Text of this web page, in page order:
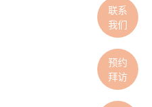
联系
我们
预约
拜访